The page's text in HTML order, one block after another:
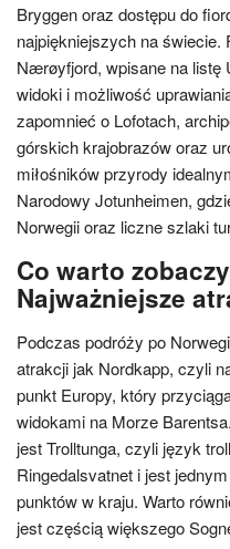
Bryggen oraz dostępu do
najpiękniejszych na świecie.
Nærøyfjord, wpisane na listę
widoki i możliwość
zapomnieć o Lofotach,
górskich krajobrazów oraz
miłośników przyrody
Narodowy Jotunheimen,
Norwegii oraz liczne szlaki
Co warto
Najważniejsze
Podczas podróży po
atrakcji jak Nordkapp, czyli
punkt Europy, który
widokami na Morze
jest Trolltunga, czyli język
Ringedalsvatnet i jest
punktów w kraju. Warto
jest częścią większego